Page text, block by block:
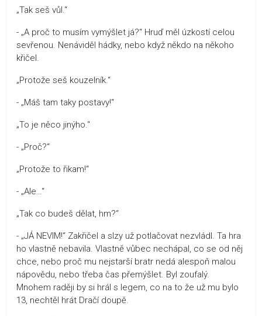
„Tak seš vůl.“
- „A proč to musím vymýšlet já?“ Hruď měl úzkostí celou
sevřenou. Nenáviděl hádky, nebo když někdo na někoho
křičel.
„Protože seš kouzelník.“
- „Máš tam taky postavy!“
„To je něco jinýho.“
- „Proč?“
„Protože to řikam!“
- „Ale…“
„Tak co budeš dělat, hm?“
- „JÁ NEVIM!“ Zakřičel a slzy už potlačovat nezvládl. Ta hra
ho vlastně nebavila. Vlastně vůbec nechápal, co se od něj
chce, nebo proč mu nejstarší bratr nedá alespoň malou
nápovědu, nebo třeba čas přemýšlet. Byl zoufalý.
Mnohem raději by si hrál s legem, co na to že už mu bylo
13, nechtěl hrát Dračí doupě.